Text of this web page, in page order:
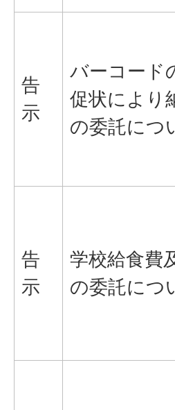
告
示
バーコード
促状により
の委託につ
告
示
学校給食費
の委託につ